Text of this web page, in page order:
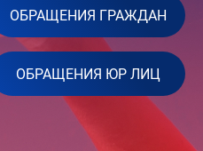
ОБРАЩЕНИЯ ГРАЖДАН
ОБРАЩЕНИЯ ЮР ЛИЦ